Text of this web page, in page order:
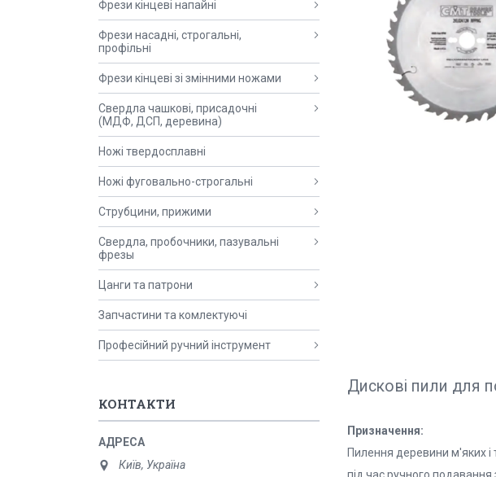
Дискові пили для
Призначення:
Пилення деревини м'яких і
під час ручного подавання
Фрези кінцеві напайні
Фрези насадні, строгальні,
профільні
Фрези кінцеві зі змінними ножами
Свердла чашкові, присадочні
(МДФ, ДСП, деревина)
Ножі твердосплавні
Ножі фуговально-строгальні
Струбцини, прижими
Свердла, пробочники, пазувальні
фрезы
Цанги та патрони
Запчастини та комлектуючі
Професійний ручний інструмент
КОНТАКТИ
Київ, Україна